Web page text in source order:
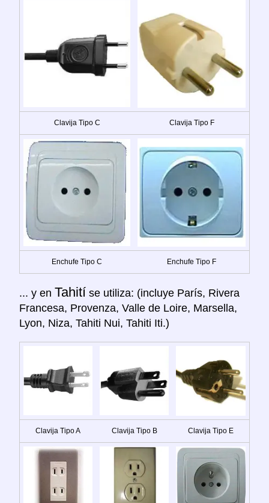
Clavija Tipo C Clavija Tipo F
Enchufe Tipo C Enchufe Tipo F
... y en Tahití se utiliza: (incluye París, Rivera
Francesa, Provenza, Valle de Loire, Marsella,
Lyon, Niza, Tahiti Nui, Tahiti Iti.)
Clavija Tipo A Clavija Tipo B Clavija Tipo E